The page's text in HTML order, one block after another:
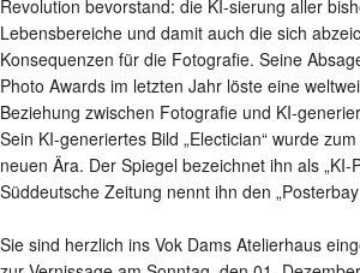
Revolution bevorstand: die KI-sierung aller
Lebensbereiche und damit auch die sich
Konsequenzen für die Fotografie. Seine
Photo Awards im letzten Jahr löste eine
Beziehung zwischen Fotografie und KI-
Sein KI-generiertes Bild „Electician“ wurde
neuen Ära. Der Spiegel bezeichnet ihn als „KI-
Süddeutsche Zeitung nennt ihn den
Sie sind herzlich ins Vok Dams Atelierhaus